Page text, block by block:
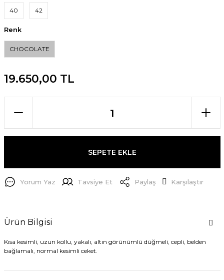
40 42
Renk
CHOCOLATE
19.650,00 TL
SEPETE EKLE
Yorum Yaz Tavsiye Et Paylaş Karşılaştır
Ürün Bilgisi
Kısa kesimli, uzun kollu, yakalı, altın görünümlü düğmeli, cepli, belden
bağlamalı, normal kesimli ceket.